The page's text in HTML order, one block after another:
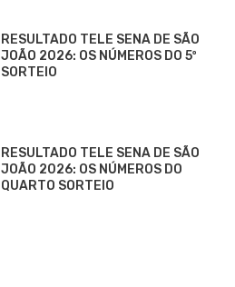
RESULTADO TELE SENA DE SÃO
JOÃO 2026: OS NÚMEROS DO 5º
SORTEIO
RESULTADO TELE SENA DE SÃO
JOÃO 2026: OS NÚMEROS DO
QUARTO SORTEIO